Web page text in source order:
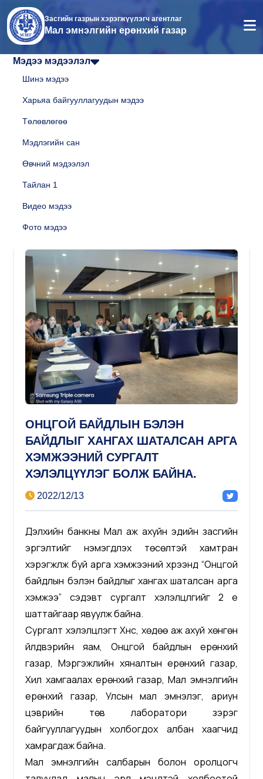
Засгийн газрын хэрэгжүүлэгч агентлаг
Мал эмнэлгийн ерөнхий газар
Мэдээ мэдээлэл
Шинэ мэдээ
Харьяа байгууллагуудын мэдээ
Төлөвлөгөө
Мэдлэгийн сан
Өвчний мэдээлэл
Тайлан 1
Видео мэдээ
Фото мэдээ
ОНЦГОЙ БАЙДЛЫН БЭЛЭН
БАЙДЛЫГ ХАНГАХ ШАТАЛСАН АРГА
ХЭМЖЭЭНИЙ СУРГАЛТ
ХЭЛЭЛЦҮҮЛЭГ БОЛЖ БАЙНА.
2022/12/13
Дэлхийн банкны Мал аж ахуйн эдийн засгийн
эргэлтийг нэмэгдүүлэх төсөлтэй хамтран
хэрэгжүүлж буй арга хэмжээний хүрээнд “Онцгой
байдлын бэлэн байдлыг хангах шаталсан арга
хэмжээ” сэдэвт сургалт хэлэлцүүлгийг 2 үе
шаттайгаар явуулж байна.
Сургалт хэлэлцүүлэгт Хүнс, хөдөө аж ахуй хөнгөн
үйлдвэрийн яам, Онцгой байдлын ерөнхий
газар, Мэргэжлийн хяналтын ерөнхий газар,
Хил хамгаалах ерөнхий газар, Мал эмнэлгийн
ерөнхий газар, Улсын мал эмнэлэг, ариун
цэврийн төв лаборатори зэрэг
байгууллагуудын холбогдох албан хаагчид
хамрагдаж байна.
Мал эмнэлгийн салбарын болон оролцогч